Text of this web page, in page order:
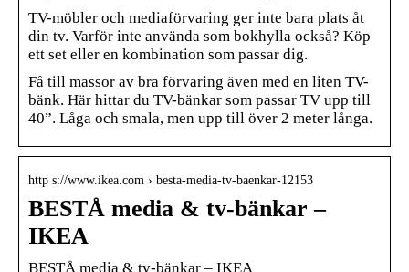
TV-möbler och mediaförvaring ger inte bara plats åt
din tv. Varför inte använda som bokhylla också? Köp
ett set eller en kombination som passar dig.
Få till massor av bra förvaring även med en liten TV-
bänk. Här hittar du TV-bänkar som passar TV upp till
40”. Låga och smala, men upp till över 2 meter långa.
http s://www.ikea.com › besta-media-tv-baenkar-12153
BESTÅ media & tv-bänkar –
IKEA
BESTÅ media & tv-bänkar – IKEA